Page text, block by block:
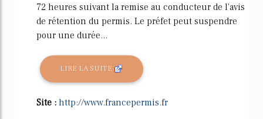
72 heures suivant la remise au conducteur de l'avis
de rétention du permis. Le préfet peut suspendre
pour une durée...
LIRE LA SUITE
Site : http://www.francepermis.fr